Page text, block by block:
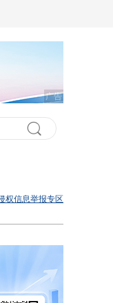
广告
权信息举报专区